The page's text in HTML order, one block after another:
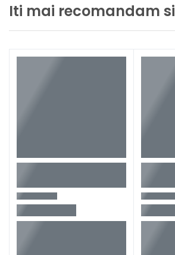
Iti mai recomandam si